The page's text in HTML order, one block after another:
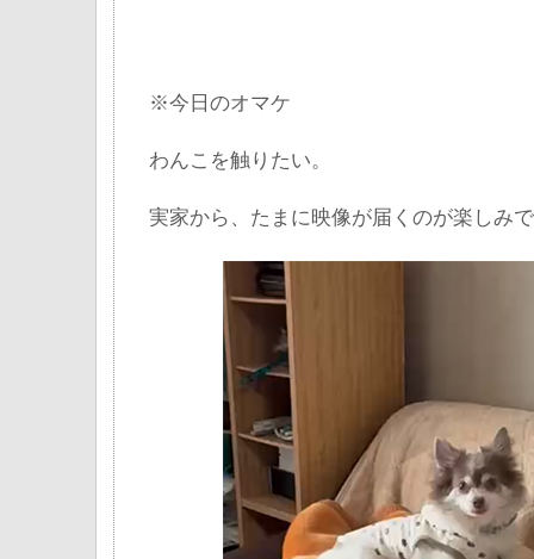
※今日のオマケ
わんこを触りたい。
実家から、たまに映像が届くのが楽しみ